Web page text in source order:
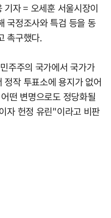
자 = 오세훈 서울시장이
국정조사와 특검 등을 동
촉구했다.
주주의 국가에서 국가가
작 투표소에 용지가 없어
떤 변명으로도 정당화될
자 헌정 유린"이라고 비판